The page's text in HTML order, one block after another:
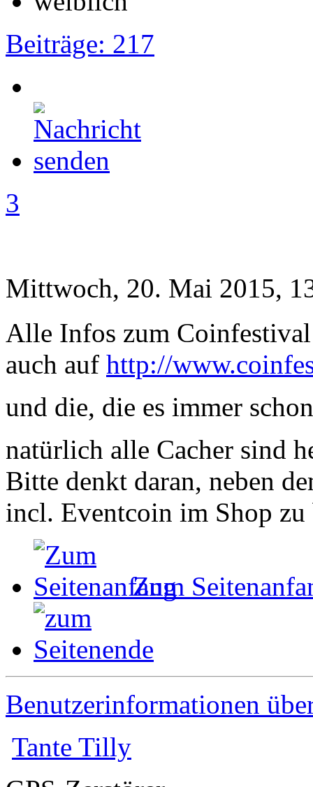
Beiträge: 217
3
Mittwoch, 20. Mai 2015,
Alle Infos zum
auch auf http://
und die, die es immer
natürlich alle Cacher sind
Bitte denkt daran, neben
incl. Eventcoin im Shop zu
Zum
Benutzerinformationen
Tante Tilly